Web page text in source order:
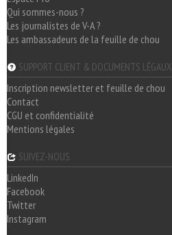
Qui sommes-nous ?
Les journalistes de V-A ?
Les ambassadeurs de la feuille de chou
SUPPORT CLIENT & DOCUMENTS LÉGAUX
Inscription newsletter et feuille de chou
Contact
CGU et confidentialité
Mentions légales
SUIVEZ-NOUS
LinkedIn
Facebook
Twitter
Instagram